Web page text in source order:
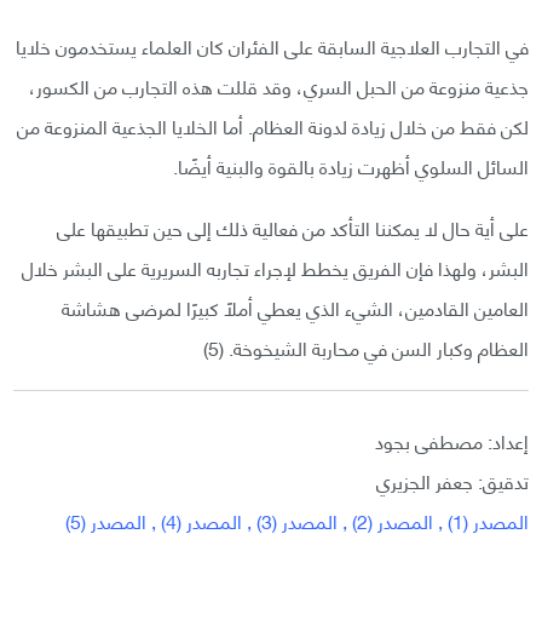
في التجارب العلاجية السابقة على الفئران كان العلماء يستخدمون خلايا
جذعية منزوعة من الحبل السري، وقد قللت هذه التجارب من الكسور،
لكن فقط من خلال زيادة لدونة العظام. أما الخلايا الجذعية المنزوعة من
السائل السلوي أظهرت زيادة بالقوة والبنية أيضًا.
على أية حال لا يمكننا التأكد من فعالية ذلك إلى حين تطبيقها على
البشر، ولهذا فإن الفريق يخطط لإجراء تجاربه السريرية على البشر خلال
العامين القادمين، الشيء الذي يعطي أملًا كبيرًا لمرضى هشاشة
العظام وكبار السن في محاربة الشيخوخة. (5)
إعداد: مصطفى بجود
تدقيق: جعفر الجزيري
المصدر (1)
, المصدر (2) , المصدر (3) , المصدر (4) , المصدر (5)